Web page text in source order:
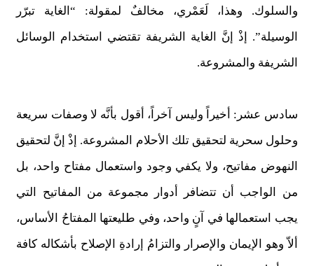
والسلوك. وهذا، لَعَمْري، مخالفٌ لمقولة: “الغاية تبرّر
الوسيلة”. إذْ إنَّ الغاية الشريفة تقتضي استخدام الوسائل
الشريفة والمشروعة.
سادس عشر: أخيراً وليس آخراً، أقول بأنَّه لا وصفات سريعة
وحلول سحرية لتحقيق تلك الأحلام المشروعة. إذْ إنَّ لتحقيق
النهوض مفاتيح، ولا يكفي وجود واستعمال مفتاح واحد، بل
من الواجب أن تتضافر أدوار مجموعة من المفاتيح التي
يجب استعمالها في آنٍ واحد، وفي طليعتها المفتاحُ الأساس،
ألاّ وهو الإيمان والإصرار والتزامُ إرادةِ الإصلاح بأشكاله كافة